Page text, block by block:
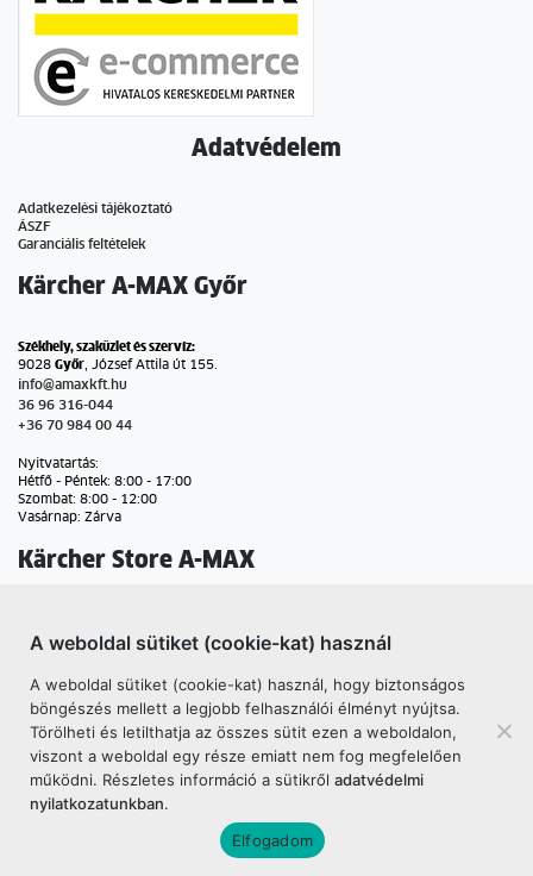
Adatvédelem
Adatkezelési tájékoztató
ÁSZF
Garanciális feltételek
Kärcher A-MAX Győr
Székhely, szaküzlet és szervíz:
9028 Győr, József Attila út 155.
info@amaxkft.hu
36 96 316-044
+36 70 984 00 44
Nyitvatartás:
Hétfő - Péntek: 8:00 - 17:00
Szombat: 8:00 - 12:00
Vasárnap: Zárva
Kärcher Store A-MAX
info@amaxkft.hu
+36 30 426 22 46
+36 20 330 86 77
Nyitvatartás:
Hétfő - Péntek: 8:30 - 17:30
Szombat: 8:00 - 13:00
A weboldal sütiket (cookie-kat) használ
A weboldal sütiket (cookie-kat) használ, hogy biztonságos
böngészés mellett a legjobb felhasználói élményt nyújtsa.
Törölheti és letilthatja az összes sütit ezen a weboldalon,
viszont a weboldal egy része emiatt nem fog megfelelően
működni. Részletes információ a sütikről adatvédelmi
nyilatkozatunkban.
Elfogadom